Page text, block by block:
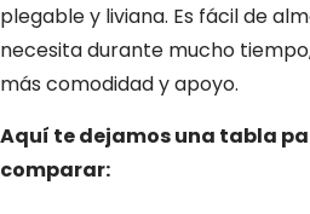
plegable y liviana. Es fácil de
necesita durante mucho
más comodidad y apoyo.
Aquí te dejamos una tabla
comparar: